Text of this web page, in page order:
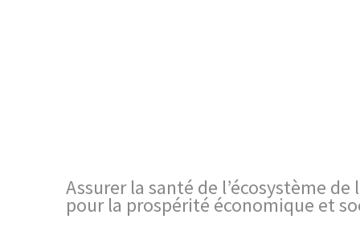
Assurer la santé de l’écosystème
pour la prospérité économique et